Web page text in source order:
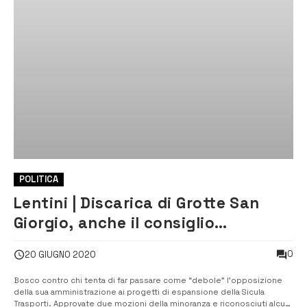
POLITICA
Lentini | Discarica di Grotte San
Giorgio, anche il consiglio
20 GIUGNO 2020 0
Bosco contro chi tenta di far passare come “debole” l’opposizione
della sua amministrazione ai progetti di espansione della Sicula
Trasporti. Approvate due mozioni della minoranza e riconosciuti alcuni